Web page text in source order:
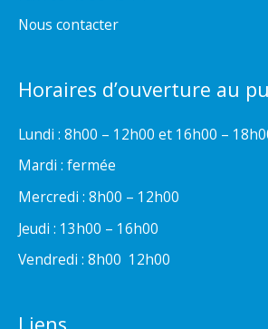
Nous contacter
Horaires d’ouverture au
Lundi : 8h00 – 12h00 et 16h00 –
Mardi : fermée
Mercredi : 8h00 – 12h00
Jeudi : 13h00 – 16h00
Vendredi : 8h00  12h00
Liens